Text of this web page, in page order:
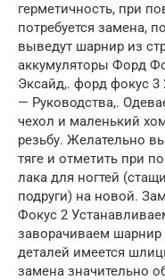
герметичность, при
потребуется замена,
выведут шарнир из
аккумуляторы Форд
Эксайд,. форд фокус 3
— Руководства,.
чехол и маленький
резьбу. Желательно
тяге и отметить при
лака для ногтей
подруги) на новой.
Фокус 2
заворачиваем
деталей имеется
замена значительно